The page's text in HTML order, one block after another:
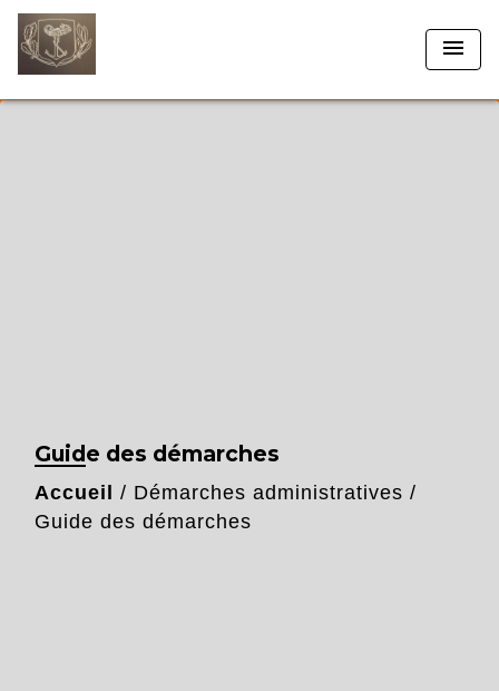
menu
Guide des démarches
Accueil / Démarches administratives /
Guide des démarches